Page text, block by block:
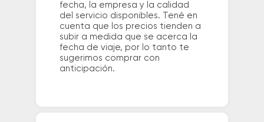
fecha, la empresa y la calidad
del servicio disponibles. Tené en
cuenta que los precios tienden a
subir a medida que se acerca la
fecha de viaje, por lo tanto te
sugerimos comprar con
anticipación.